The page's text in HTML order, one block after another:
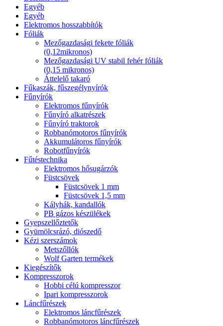
Egyéb
Egyéb
Elektromos hosszabbítók
Fóliák
Mezőgazdasági fekete fóliák
(0,12mikronos)
Mezőgazdasági UV stabil fehér fóliák
(0,15 mikronos)
Áttelelő takaró
Fűkaszák, fűszegélynyírók
Fűnyírók
Elektromos fűnyírók
Fűnyíró alkatrészek
Fűnyíró traktorok
Robbanómotoros fűnyírók
Akkumulátoros fűnyírók
Robotfűnyírók
Fűtéstechnika
Elektromos hősugárzók
Füstcsövek
Füstcsövek 1 mm
Füstcsövek 1,5 mm
Kályhák, kandallók
PB gázos készülékek
Gyepszellőztetők
Gyümölcsrázó, diószedő
Kézi szerszámok
Metszőllók
Wolf Garten termékek
Kiegészítők
Kompresszorok
Hobbi célú kompresszor
Ipari kompresszorok
Láncfűrészek
Elektromos láncfűrészek
Robbanómotoros láncfűrészek